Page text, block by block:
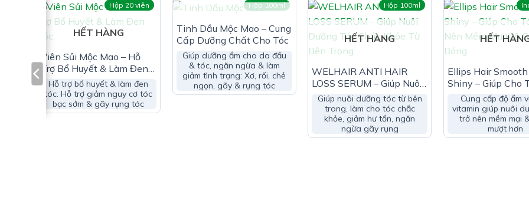
Hộp 20 viên
HẾT HÀNG
Viên Sủi Mộc Mao – Hỗ
Trợ Bổ Huyết & Làm Đen
Tóc
Hỗ trợ bổ huyết & làm đen
tóc. Hỗ trợ giảm nguy cơ tóc
bạc sớm & gãy rụng tóc
Hộp 100ml
Tinh Dầu Mộc Mao – Cung
Cấp Dưỡng Chất Cho Tóc
Giúp dưỡng ẩm cho da đầu
& tóc, ngăn ngừa & làm
giảm tình trạng: Xơ, rối, chẻ
ngọn, gãy & rụng tóc
Hộp 100ml
HẾT HÀNG
WELHAIR ANTI HAIR
LOSS SERUM – Giúp Nuôi
Dưỡng Tóc Chắc Khỏe Từ
Bên Trong
Giúp nuôi dưỡng tóc từ bên
trong, làm cho tóc chắc
khỏe, giảm hư tổn, ngăn
ngừa gãy rụng
HẾT
Ellips Hair
Shiny – Giúp Cho
Nên Mềm Mượt &
Bóng
Cung cấp độ ẩm
vitamin giúp nuôi
trở nên mềm mại
mượt hơn